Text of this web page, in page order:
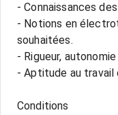
- Connaissances
- Notions en
souhaitées.
- Rigueur,
- Aptitude au travail
Conditions